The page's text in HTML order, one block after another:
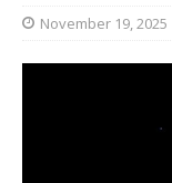
November 19, 2025